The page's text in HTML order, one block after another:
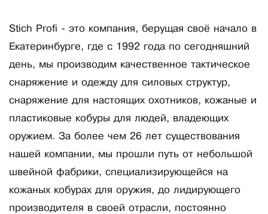
Stich Profi - это компания, берущая своё начало в
Екатеринбурге, где с 1992 года по сегодняшний
день, мы производим качественное тактическое
снаряжение и одежду для силовых структур,
снаряжение для настоящих охотников, кожаные и
пластиковые кобуры для людей, владеющих
оружием. За более чем 26 лет существования
нашей компании, мы прошли путь от небольшой
швейной фабрики, специализирующейся на
кожаных кобурах для оружия, до лидирующего
производителя в своей отрасли, постоянно